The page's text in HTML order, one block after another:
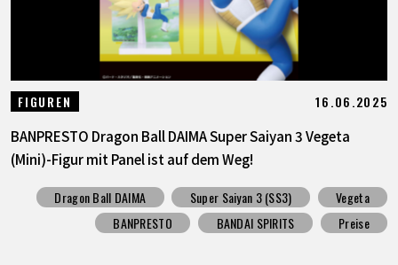
FIGUREN 16.06.2025
BANPRESTO Dragon Ball DAIMA Super Saiyan 3 Vegeta
(Mini)-Figur mit Panel ist auf dem Weg!
Dragon Ball DAIMA Super Saiyan 3 (SS3)
Vegeta
BANPRESTO
BANDAI SPIRITS Preise